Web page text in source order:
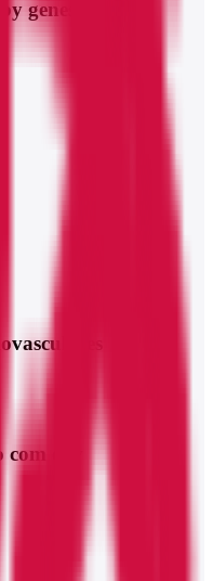
genes
cnv